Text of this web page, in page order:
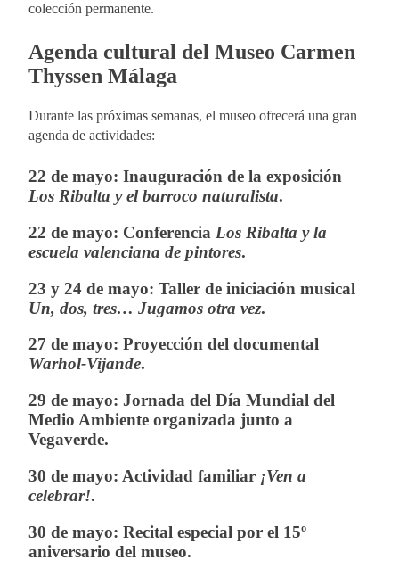
colección permanente.
Agenda cultural del Museo Carmen
Thyssen Málaga
Durante las próximas semanas, el museo ofrecerá una gran
agenda de actividades:
22 de mayo: Inauguración de la exposición
Los Ribalta y el barroco naturalista.
22 de mayo: Conferencia Los Ribalta y la
escuela valenciana de pintores.
23 y 24 de mayo: Taller de iniciación musical
Un, dos, tres… Jugamos otra vez.
27 de mayo: Proyección del documental
Warhol-Vijande.
29 de mayo: Jornada del Día Mundial del
Medio Ambiente organizada junto a
Vegaverde.
30 de mayo: Actividad familiar ¡Ven a
celebrar!.
30 de mayo: Recital especial por el 15º
aniversario del museo.